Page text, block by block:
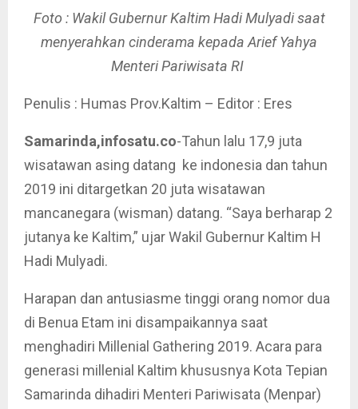
Foto : Wakil Gubernur Kaltim Hadi Mulyadi saat
menyerahkan cinderama kepada Arief Yahya
Menteri Pariwisata RI
Penulis : Humas Prov.Kaltim – Editor : Eres
Samarinda,infosatu.co-Tahun lalu 17,9 juta
wisatawan asing datang ke indonesia dan tahun
2019 ini ditargetkan 20 juta wisatawan
mancanegara (wisman) datang. “Saya berharap 2
jutanya ke Kaltim,” ujar Wakil Gubernur Kaltim H
Hadi Mulyadi.
Harapan dan antusiasme tinggi orang nomor dua
di Benua Etam ini disampaikannya saat
menghadiri Millenial Gathering 2019. Acara para
generasi millenial Kaltim khususnya Kota Tepian
Samarinda dihadiri Menteri Pariwisata (Menpar)